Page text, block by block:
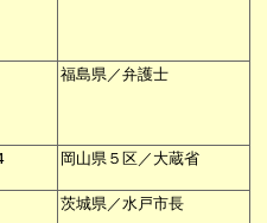
福島県／弁護士
岡山県５区／大蔵省
茨城県／水戸市長